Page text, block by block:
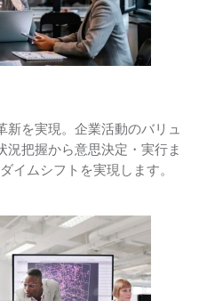
を実現。企業活動のバリュ
況把握から意思決定・実行ま
イムシフトを実現します。